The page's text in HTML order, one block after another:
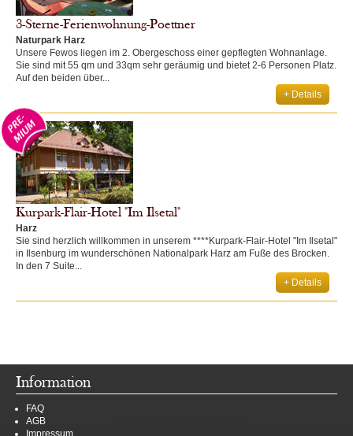
3-Sterne-Ferienwohnung-Poettner
Naturpark Harz
Unsere Fewos liegen im 2. Obergeschoss einer gepflegten Wohnanlage.
Sie sind mit 55 qm und 33qm sehr geräumig und bietet 2-6 Personen Platz.
Auf den beiden über...
+ Details
Kurpark-Flair-Hotel "Im Ilsetal"
Harz
Sie sind herzlich willkommen in unserem ****Kurpark-Flair-Hotel "Im Ilsetal"
in Ilsenburg im wunderschönen Nationalpark Harz am Fuße des Brocken.
In den 7 Suite...
+ Details
Information
FAQ
AGB
Impressum